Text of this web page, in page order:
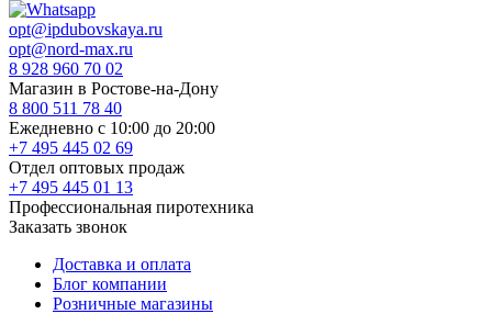
opt@ipdubovskaya.ru
opt@nord-max.ru
8 928 960 70 02
Магазин в Ростове-на-Дону
8 800 511 78 40
Ежедневно с 10:00 до 20:00
+7 495 445 02 69
Отдел оптовых продаж
+7 495 445 01 13
Профессиональная пиротехника
Заказать звонок
Доставка и оплата
Блог компании
Розничные магазины